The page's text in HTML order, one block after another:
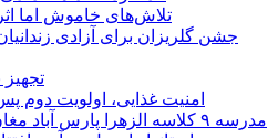
تلاش‌های خاموش اما
تجهیز
امنیت غذایی، اولویت
مدرسه ۹ کلاسه الزهرا پارس آباد مغان به بهره برداری رسید